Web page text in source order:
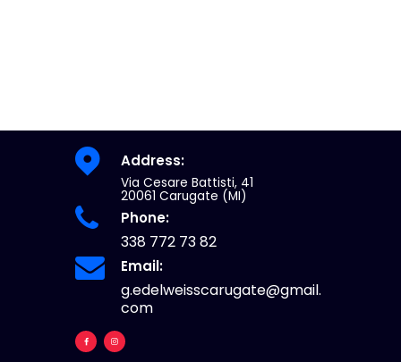
Address:
Via Cesare Battisti, 41
20061 Carugate (MI)
Phone:
338 772 73 82
Email:
g.edelweisscarugate@gmail.
com